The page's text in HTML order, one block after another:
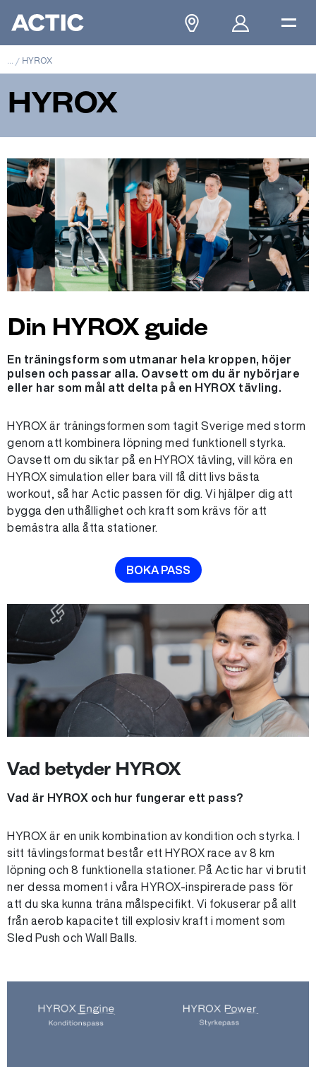
/ HYROX
HYROX
Din HYROX guide
En träningsform som utmanar hela kroppen, höjer
pulsen och passar alla. Oavsett om du är nybörjare
eller har som mål att delta på en HYROX tävling.
HYROX är träningsformen som tagit Sverige med storm
genom att kombinera löpning med funktionell styrka.
Oavsett om du siktar på en HYROX tävling, vill köra en
HYROX simulation eller bara vill få ditt livs bästa
workout, så har Actic passen för dig. Vi hjälper dig att
bygga den uthållighet och kraft som krävs för att
bemästra alla åtta stationer.
BOKA PASS
Vad betyder HYROX
Vad är HYROX och hur fungerar ett pass?
HYROX är en unik kombination av kondition och styrka. I
sitt tävlingsformat består ett HYROX race av 8 km
löpning och 8 funktionella stationer. På Actic har vi brutit
ner dessa moment i våra HYROX-inspirerade pass för
att du ska kunna träna målspecifikt. Vi fokuserar på allt
från aerob kapacitet till explosiv kraft i moment som
Sled Push och Wall Balls.